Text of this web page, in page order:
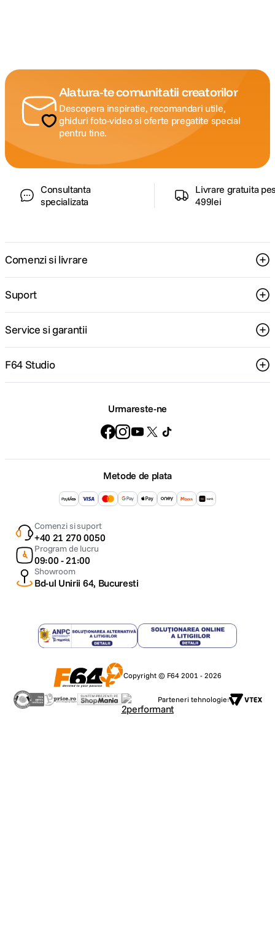
Alatura-te comunitatii creatorilor
Descopera inspiratie, recomandari utile,
ghiduri foto-video si oferte pregatite special
pentru tine.
Consultanta
specializata
Livrare gratuita
499lei
Comenzi si livrare
Suport
Service si garantii
F64 Studio
Urmareste-ne
Metode de plata
Comenzi si suport
+40 21 270 0050
Program de lucru
09:00 - 21:00
Showroom
Bd-ul Unirii 64, Bucuresti
Copyright © F64 2001 - 2026
Parteneri tehnologie: